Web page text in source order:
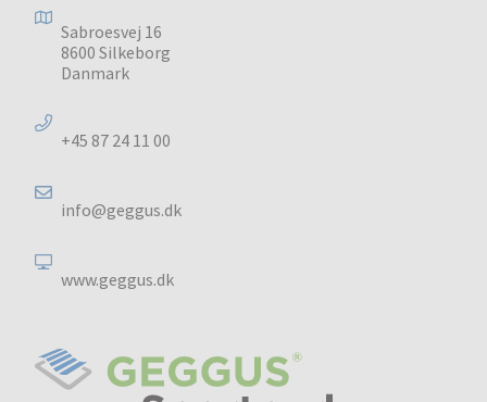
Sabroesvej 16
8600 Silkeborg
Danmark
+45 87 24 11 00
info@geggus.dk
www.geggus.dk